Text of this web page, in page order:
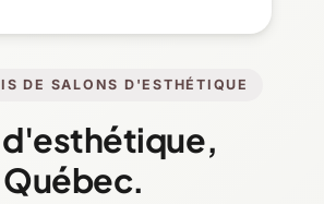
DE SALONS D'ESTHÉTIQUE
d'esthétique,